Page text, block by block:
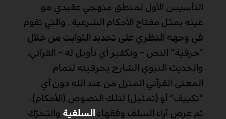
التأسيس الأول لمنطق منهجي عقيدي هو
عينه يمثل مفتاح الأحكام الشرعية.. والتي تقوم
في وجهه النظري على تحديد الثوابت من خلال
“حرفية” النص – وتكفير أي تأويل له – القرآني،
والحديث النبوي الشارح بحرفيته لتمام
المعنى القرآني المنزل من عند الله دون أي
“تكييف” أو (تمثيل) لتلك النصوص (الأحكام)..
ثم عرض آراء السلف وفقهاء السلفية والتحرّك